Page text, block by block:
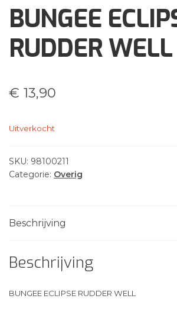
BUNGEE
RUDDER WELL
€ 13,90
Uitverkocht
SKU: 98100211
Categorie: Overig
Beschrijving
Beschrijving
BUNGEE ECLIPSE RUDDER WELL